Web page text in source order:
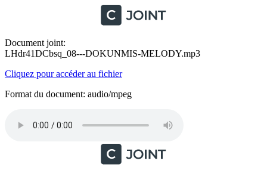
Document joint:
LHdr41DCbsq_08---DOKUNMIS-MELODY.mp3
Cliquez pour accéder au fichier
Format du document: audio/mpeg